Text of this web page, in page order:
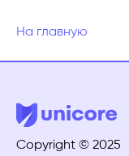
На главную
Copyright © 2025